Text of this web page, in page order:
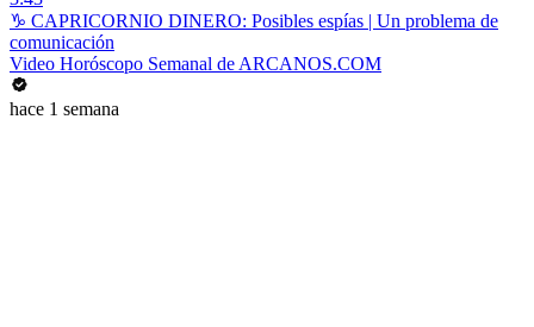
♑ CAPRICORNIO DINERO: Posibles espías | Un problema de
comunicación
Video Horóscopo Semanal de ARCANOS.COM
hace 1 semana